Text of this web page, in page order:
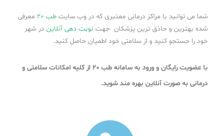
شما می توانید با مراکز درمانی معتبری که در وب سایت طب 20
معرفی
شده بهترین و حاذق ترین پزشکان جهت نوبت دهی آنلاین در شهر
خود را جستجو کنید و از سلامتی خود اطمیان حاصل کنید.
با عضویت رایگان و ورود به سامانه طب 20 از کلیه امکانات سلامتی و
درمانی به صورت آنلاین بهره مند شوید.